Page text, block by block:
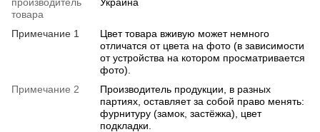
товара
Примечание 1
Цвет товара вживую может немного
отличатся от цвета на фото (в зависимости
от устройства на котором просматривается
фото).
Примечание 2
Производитель продукции, в разных
партиях, оставляет за собой право менять:
фурнитуру (замок, застёжка), цвет
подкладки.